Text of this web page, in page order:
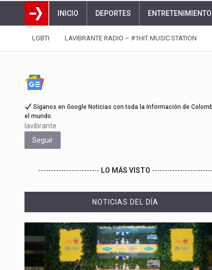
INICIO DEPORTES
LGBTI LAVIBRANTE RADIO – #1HIT MUSIC STATION
Síganos en Google Noticias con toda la información de
el mundo.
lavibrante
Seguir
------------------------ LO MÁS VISTO ------------------------
NOTICIAS DEL DÍA